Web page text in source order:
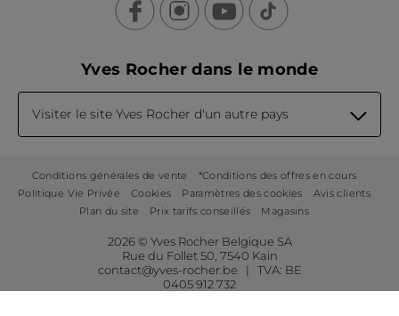
Yves Rocher dans le monde
Visiter le site Yves Rocher d'un autre pays
Conditions générales de vente
*Conditions des offres en cours
Politique Vie Privée
Cookies Paramètres des cookies
Avis clients
Plan du site
Prix tarifs conseillés Magasins
2026 © Yves Rocher Belgique SA
Rue du Follet 50, 7540 Kain
contact@yves-rocher.be | TVA: BE
0405 912 732